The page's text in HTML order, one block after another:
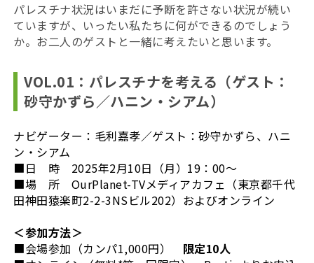
パレスチナ状況はいまだに予断を許さない状況が続い
ていますが、いったい私たちに何ができるのでしょう
か。お二人のゲストと一緒に考えたいと思います。
VOL.01： パレスチナを考える（ゲスト：
砂守かずら／ハニン・シアム）
ナビゲーター：毛利嘉孝／ゲスト：砂守かずら、ハニ
ン・シアム
■日 時 2025年2月10日（月）19：00～
■場 所 OurPlanet-TVメディアカフェ（東京都千代
田神田猿楽町2-2-3NSビル202）およびオンライン
＜参加方法＞
■会場参加（カンパ1,000円） 限定10人